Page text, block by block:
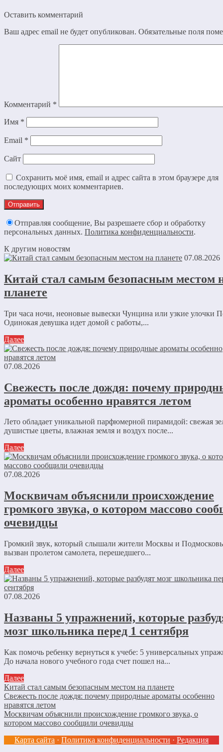
Оставить комментарий
Ваш адрес email не будет опубликован. Обязательные поля
Комментарий *
Имя *
Email *
Сайт
Сохранить моё имя, email и адрес сайта в этом браузере для
последующих моих комментариев.
Отправляя сообщение, Вы разрешаете сбор и обработку
персональных данных. Политика конфиденциальности.
К другим новостям
07.08.2026
Китай стал самым безопасным местом
планете
Три часа ночи, неоновые вывески Чунцина или узкие улочки
Одинокая девушка идет домой с работы,...
Далее
07.08.2026
Свежесть после дождя: почему
ароматы особенно нравятся летом
Лето обладает уникальной парфюмерной пирамидой: свежая
душистые цветы, влажная земля и воздух после...
Далее
07.08.2026
Москвичам объяснили происхождение
громкого звука, о котором массово
очевидцы
Громкий звук, который слышали жители Москвы и
вызван пролетом самолета, перешедшего...
Далее
07.08.2026
Названы 5 упражнений, которые
мозг школьника перед 1 сентября
Как помочь ребенку вернуться к учебе: 5 универсальных
До начала нового учебного года счет пошел на...
Далее
Китай стал самым безопасным местом на планете
Свежесть после дождя: почему природные ароматы особенно
нравятся летом
Москвичам объяснили происхождение громкого звука, о
котором массово сообщили очевидцы
Карта сайта · Политика конфиденциальности · Редакция